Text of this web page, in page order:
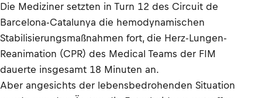
Die Mediziner setzten in Turn 12 des Circuit de
Barcelona-Catalunya die hemodynamischen
Stabilisierungsmaßnahmen fort, die Herz-Lungen-
Reanimation (CPR) des Medical Teams der FIM
dauerte insgesamt 18 Minuten an.
Aber angesichts der lebensbedrohenden Situation